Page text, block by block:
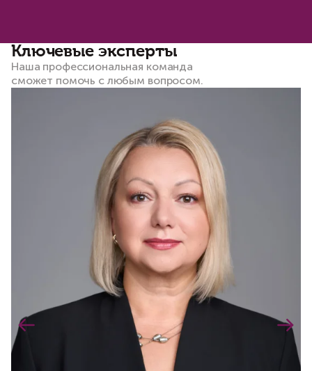
Ключевые эксперты
Наша профессиональная команда
сможет помочь с любым вопросом.​